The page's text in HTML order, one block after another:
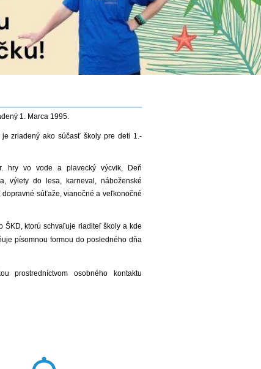
1. Marca 1995.
zriadený ako súčasť školy pre deti 1.-
hry vo vode a plavecký výcvik, Deň
výlety do lesa, karneval, náboženské
súťaže, vianočné a veľkonočné
ŠKD, ktorú schvaľuje riaditeľ školy a kde
písomnou formou do posledného dňa
prostredníctvom osobného kontaktu